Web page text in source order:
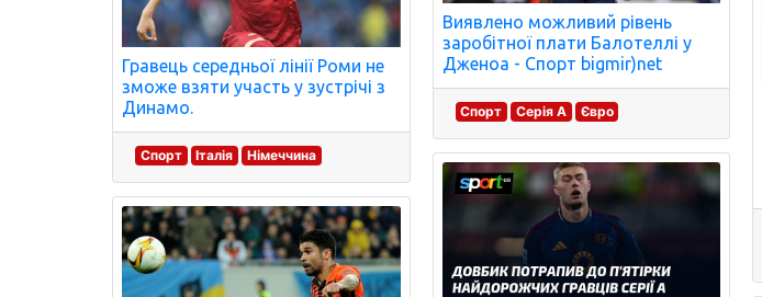
Гравець середньої лінії Роми не
зможе взяти участь у зустрічі з
Динамо.
Спорт Італія Німеччина
Виявлено можливий рівень
заробітної плати Балотеллі у
Дженоа - Спорт bigmir)net
Спорт Серія A Євро